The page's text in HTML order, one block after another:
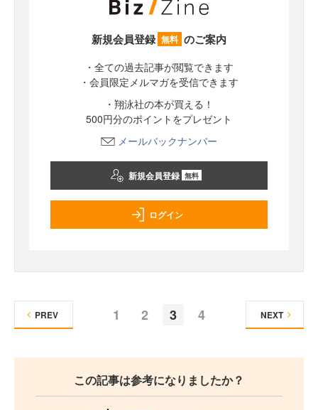
新規会員登録 無料 のご案内
・全ての過去記事が閲覧できます
・会員限定メルマガを受信できます
・翔泳社の本が買える！
500円分のポイントをプレゼント
メールバックナンバー
新規会員登録 無料
ログイン
1 2 3 4
PREV NEXT
この記事は参考になりましたか？